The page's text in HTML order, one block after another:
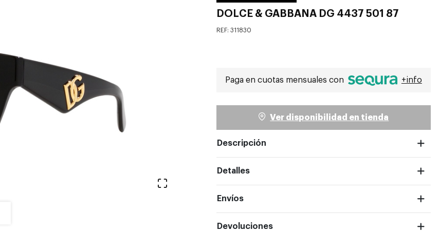
Ver en pantalla completa
DOLCE & GABBANA DG 4437 501 87
REF: 311830
Paga en cuotas mensuales con +info
Ver disponibilidad en tienda
Descripción
Detalles
Envíos
Devoluciones